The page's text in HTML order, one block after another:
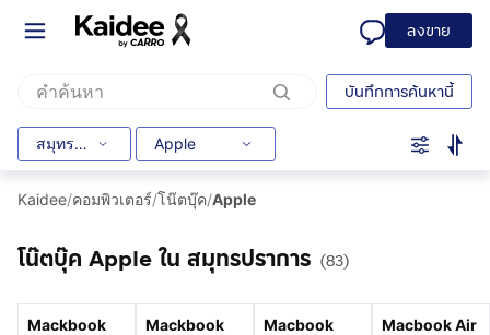
ลงขาย
บันทึกการค้นหานี้
สมุทรปราการ Apple
Kaidee/คอมพิวเตอร์/โน๊ตบุ๊ค/Apple
โน๊ตบุ๊ค Apple ใน สมุทรปราการ (83)
Mackbook
Mackbook
Macbook
Macbook Air